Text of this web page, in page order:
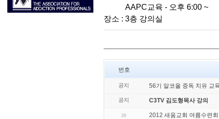
AAPC교육 - 오후 6:00 ~
장소 : 3층 강의실
번호
공지 56기 알코올 중독 치유 교
공지 C3TV 김도형목사 강의
20 2012 새움교회 여름수련